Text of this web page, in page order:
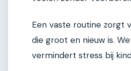
Een vaste routine zorgt
die groot en nieuw is.
vermindert stress bij